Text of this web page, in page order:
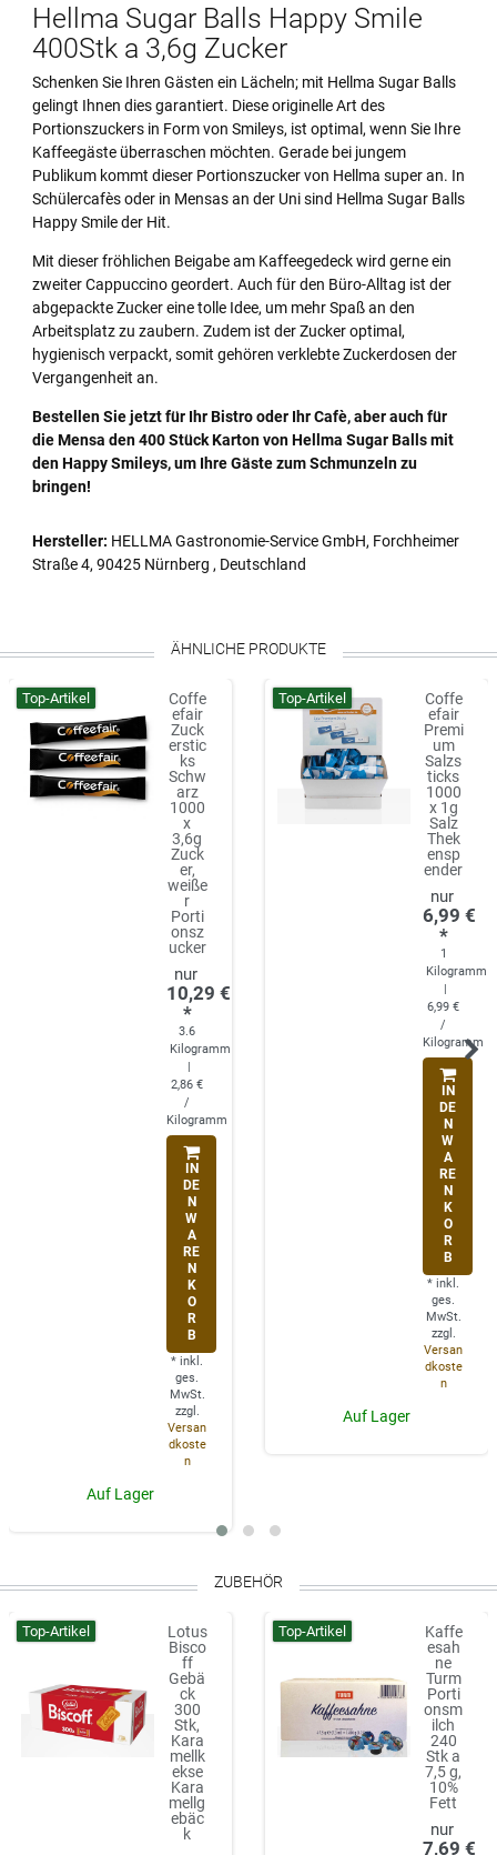
Hellma Sugar Balls Happy Smile
400Stk a 3,6g Zucker
Schenken Sie Ihren Gästen ein Lächeln; mit Hellma Sugar Balls
gelingt Ihnen dies garantiert. Diese originelle Art des
Portionszuckers in Form von Smileys, ist optimal, wenn Sie Ihre
Kaffeegäste überraschen möchten. Gerade bei jungem
Publikum kommt dieser Portionszucker von Hellma super an. In
Schülercafès oder in Mensas an der Uni sind Hellma Sugar Balls
Happy Smile der Hit.
Mit dieser fröhlichen Beigabe am Kaffeegedeck wird gerne ein
zweiter Cappuccino geordert. Auch für den Büro-Alltag ist der
abgepackte Zucker eine tolle Idee, um mehr Spaß an den
Arbeitsplatz zu zaubern. Zudem ist der Zucker optimal,
hygienisch verpackt, somit gehören verklebte Zuckerdosen der
Vergangenheit an.
Bestellen Sie jetzt für Ihr Bistro oder Ihr Cafè, aber auch für
die Mensa den 400 Stück Karton von Hellma Sugar Balls mit
den Happy Smileys, um Ihre Gäste zum Schmunzeln zu
bringen!
Hersteller: HELLMA Gastronomie-Service GmbH, Forchheimer
Straße 4, 90425 Nürnberg , Deutschland
ÄHNLICHE PRODUKTE
Top-Artikel
Coffe
efair
Zuck
erstic
ks
Schw
arz
1000
x
3,6g
Zuck
er,
weiße
r
Porti
onsz
ucker
10,29 €
*
3.6
Kilogramm
|
2,86 €
/
Kilogramm
IN
DE
N
W
A
RE
N
K
O
R
B
* inkl.
ges.
MwSt.
zzgl.
Versan
dkoste
n
Auf Lager
Top-Artikel
Coffe
efair
Premi
um
Salzs
ticks
1000
x 1g
Salz
Thek
ensp
ender
6,99 €
*
1
Kilogramm
|
6,99 €
/
Kilogramm
IN
DE
N
W
A
RE
N
K
O
R
B
* inkl.
ges.
MwSt.
zzgl.
Versan
dkoste
n
Auf Lager
ZUBEHÖR
Top-Artikel
Lotus
Bisco
ff
Gebä
ck
300
Stk,
Kara
mellk
ekse
Kara
mellg
ebäc
k
Top-Artikel
Kaffe
esah
ne
Turm
Porti
onsm
ilch
240
Stk a
7,5 g,
10%
Fett
7,69 €